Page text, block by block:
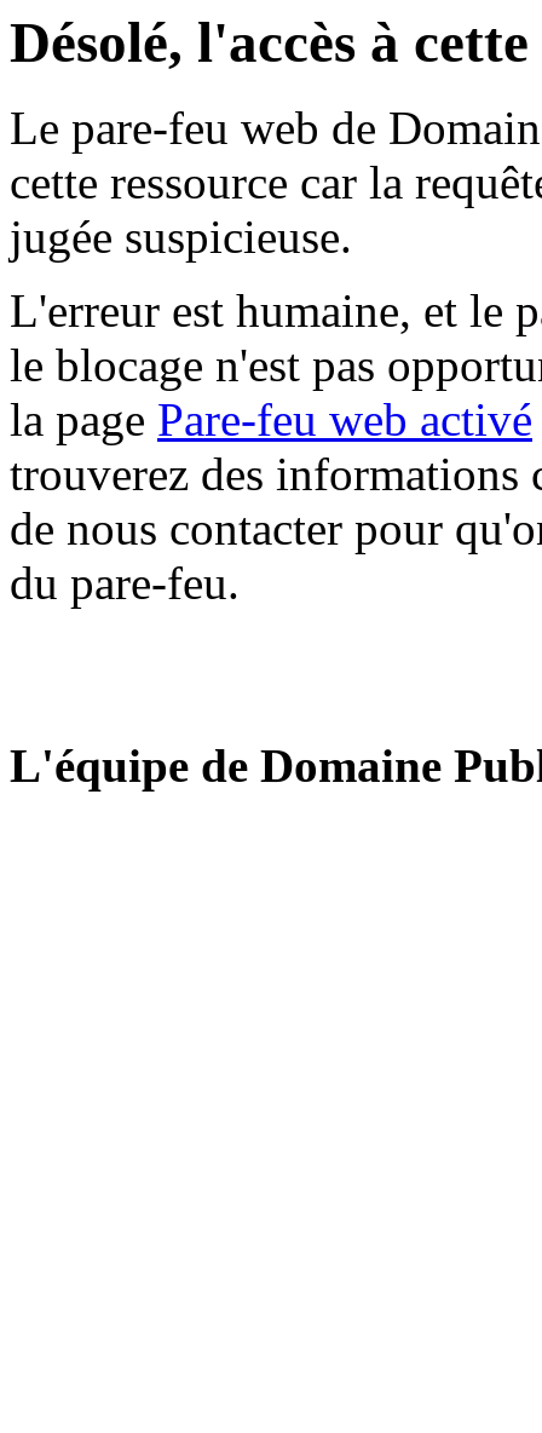
Désolé, l'accès à
Le pare-feu web de
cette ressource car la
jugée suspicieuse.
L'erreur est humaine, et le
le blocage n'est pas
la page Pare-feu web activé
trouverez des informations
de nous contacter pour
du pare-feu.
L'équipe de Domaine